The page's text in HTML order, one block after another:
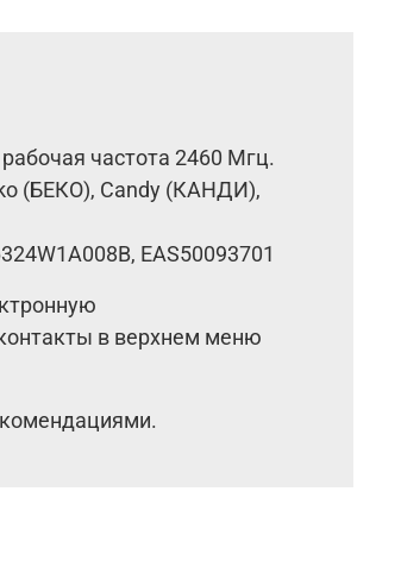
абочая частота 2460 Мгц.
(БЕКО), Candy (КАНДИ),
EAS50093701
в верхнем меню